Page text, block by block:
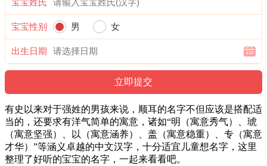
宝宝姓氏
宝宝性别 男 女
出生日期
有史以来对于强姓的男孩来说，顺耳的名字不但应该是搭配适
当的，还要求有洋气简单的寓意，诸如“明（寓意秀气）、琥
（寓意坚强）、以（寓意涵养）、盖（寓意稳重）、专（寓意
才华）”等涵义卓越的中文汉字，十分适宜儿童想名字，这里
整理了好听的宝宝的名字，一起来看看吧。